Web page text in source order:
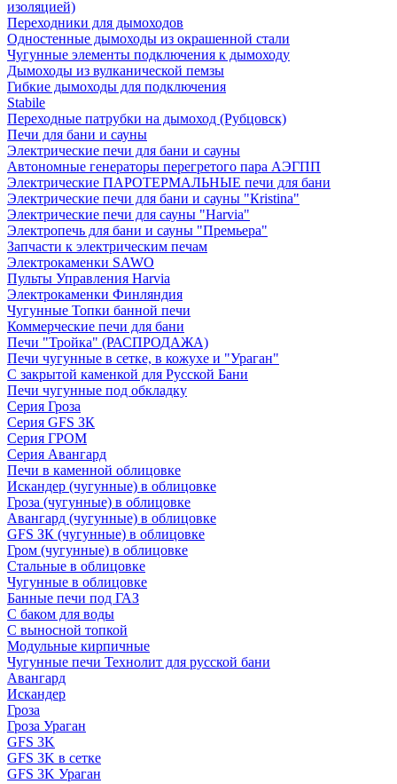
изоляцией)
Переходники для дымоходов
Одностенные дымоходы из окрашенной стали
Чугунные элементы подключения к дымоходу
Дымоходы из вулканической пемзы
Гибкие дымоходы для подключения
Stabile
Переходные патрубки на дымоход (Рубцовск)
Печи для бани и сауны
Электрические печи для бани и сауны
Автономные генераторы перегретого пара АЭГПП
Электрические ПАРОТЕРМАЛЬНЫЕ печи для бани
Электрические печи для бани и сауны "Кristina"
Электрические печи для сауны "Harvia"
Электропечь для бани и сауны "Премьера"
Запчасти к электрическим печам
Электрокаменки SAWO
Пульты Управления Harvia
Электрокаменки Финляндия
Чугунные Топки банной печи
Коммерческие печи для бани
Печи "Тройка" (РАСПРОДАЖА)
Печи чугунные в сетке, в кожухе и "Ураган"
С закрытой каменкой для Русской Бани
Печи чугунные под обкладку
Серия Гроза
Серия GFS ЗК
Серия ГРОМ
Серия Авангард
Печи в каменной облицовке
Искандер (чугунные) в облицовке
Гроза (чугунные) в облицовке
Авангард (чугунные) в облицовке
GFS ЗК (чугунные) в облицовке
Гром (чугунные) в облицовке
Стальные в облицовке
Чугунные в облицовке
Банные печи под ГАЗ
С баком для воды
С выносной топкой
Модульные кирпичные
Чугунные печи Технолит для русской бани
Авангард
Искандер
Гроза
Гроза Ураган
GFS 3K
GFS 3K в сетке
GFS 3K Ураган